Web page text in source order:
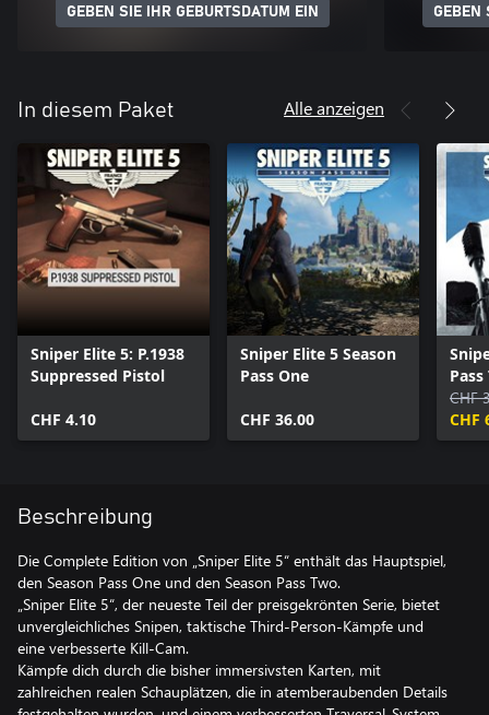
GEBEN SIE IHR GEBURTSDATUM EIN GEBEN
In diesem Paket Alle anzeigen
Sniper Elite 5: P.1938
Suppressed Pistol
CHF 4.10
Sniper Elite 5 Season
Pass One
CHF 36.00
CHF
CHF
Beschreibung
Die Complete Edition von „Sniper Elite 5“ enthält das Hauptspiel,
den Season Pass One und den Season Pass Two.
„Sniper Elite 5“, der neueste Teil der preisgekrönten Serie, bietet
unvergleichliches Snipen, taktische Third-Person-Kämpfe und
eine verbesserte Kill-Cam.
Kämpfe dich durch die bisher immersivsten Karten, mit
zahlreichen realen Schauplätzen, die in atemberaubenden Details